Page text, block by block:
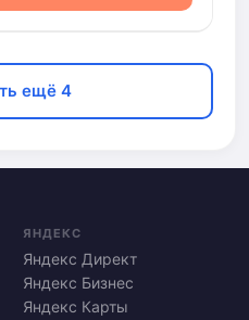
ещё 4
ЯНДЕКС
Яндекс Директ
Яндекс Бизнес
Яндекс Карты